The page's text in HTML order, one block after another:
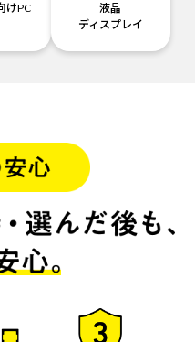
けPC
液晶
ディスプレイ